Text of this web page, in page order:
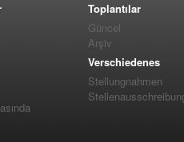
Toplantılar
Güncel
Arşiv
Verschiedenes
Stellungnahmen